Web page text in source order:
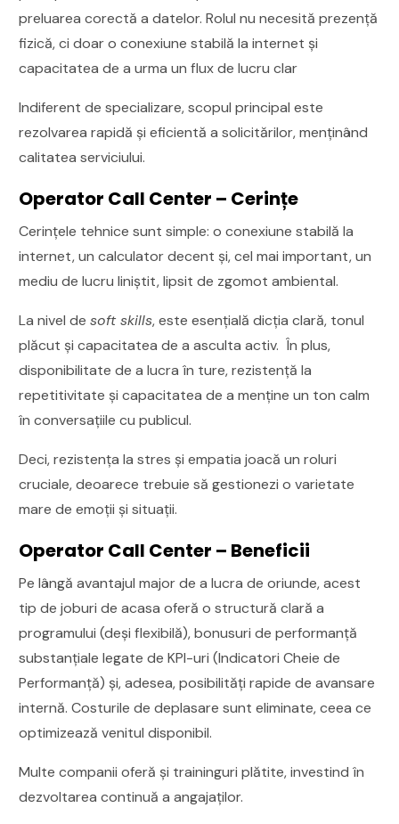
preluarea corectă a datelor. Rolul nu necesită prezență
fizică, ci doar o conexiune stabilă la internet și
capacitatea de a urma un flux de lucru clar
Indiferent de specializare, scopul principal este
rezolvarea rapidă și eficientă a solicitărilor, menținând
calitatea serviciului.
Operator Call Center – Cerințe
Cerințele tehnice sunt simple: o conexiune stabilă la
internet, un calculator decent și, cel mai important, un
mediu de lucru liniștit, lipsit de zgomot ambiental.
La nivel desoft skills, este esențială dicția clară, tonul
plăcut și capacitatea de a asculta activ. În plus,
disponibilitate de a lucra în ture, rezistență la
repetitivitate și capacitatea de a menține un ton calm
în conversațiile cu publicul.
Deci, rezistența la stres și empatia joacă un roluri
cruciale, deoarece trebuie să gestionezi o varietate
mare de emoții și situații.
Operator Call Center – Beneficii
Pe lângă avantajul major de a lucra de oriunde, acest
tip de joburi de acasa oferă o structură clară a
programului (deși flexibilă), bonusuri de performanță
substanțiale legate de KPI-uri (Indicatori Cheie de
Performanță) și, adesea, posibilități rapide de avansare
internă. Costurile de deplasare sunt eliminate, ceea ce
optimizează venitul disponibil.
Multe companii oferă și traininguri plătite, investind în
dezvoltarea continuă a angajaților.